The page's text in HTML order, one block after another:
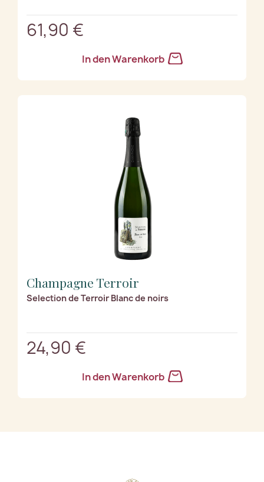
61,90 €
In den Warenkorb
Champagne Terroir
Selection de Terroir Blanc de noirs
24,90 €
In den Warenkorb